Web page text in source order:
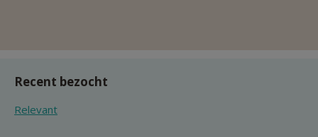
Recent bezocht
Relevant